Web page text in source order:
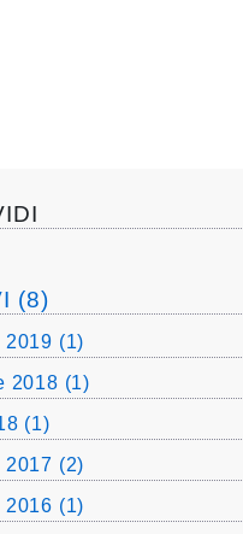
(8)
2019 (1)
2018 (1)
(1)
2017 (2)
2016 (1)